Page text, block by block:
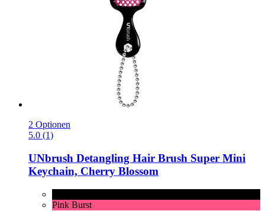
2 Optionen
5.0 (1)
UNbrush Detangling Hair Brush Super Mini
Keychain, Cherry Blossom
Pink Burst